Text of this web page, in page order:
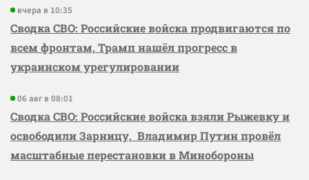
вчера в 10:35
Сводка СВО: Российские войска продвигаются по
всем фронтам, Трамп нашёл прогресс в
украинском урегулировании
06 авг в 08:01
Сводка СВО: Российские войска взяли Рыжевку и
освободили Зарницу, Владимир Путин провёл
масштабные перестановки в Минобороны